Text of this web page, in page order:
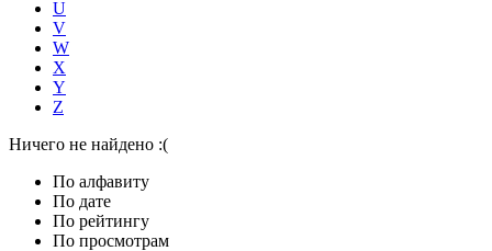
U
V
W
X
Y
Z
Ничего не найдено :(
По алфавиту
По дате
По рейтингу
По просмотрам